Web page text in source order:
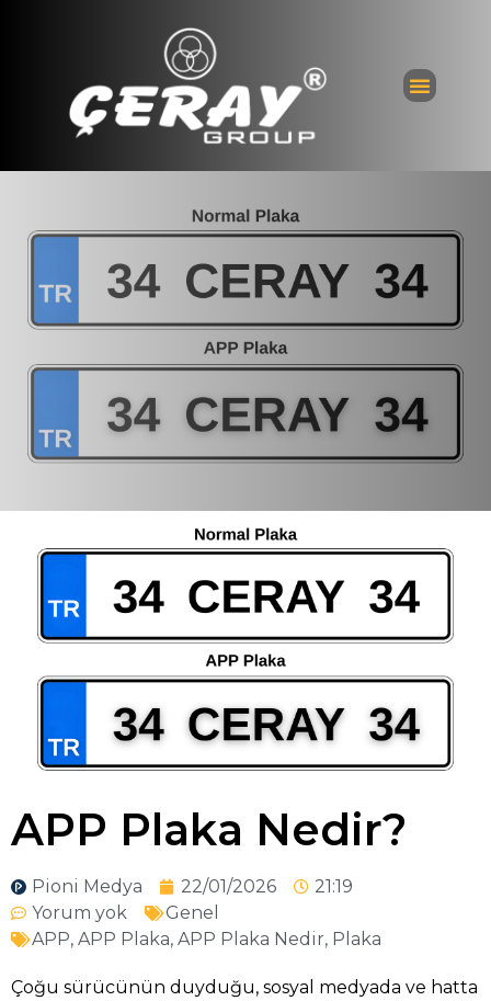
APP Plaka Nedir?
Pioni Medya 22/01/2026
21:19
Yorum yok
Genel
APP, APP Plaka, APP Plaka Nedir, Plaka
Çoğu sürücünün duyduğu, sosyal medyada ve hatta